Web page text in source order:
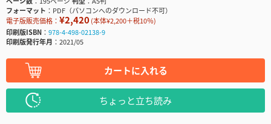
フォーマット
PDF（パソコンへのダウンロード不可）
電子版販売価格： ¥2,420(本体¥2,200＋税10％)
印刷版ISBN
978-4-498-02138-9
印刷版発行年月
2021/05
カートに入れる
ちょっと立ち読み